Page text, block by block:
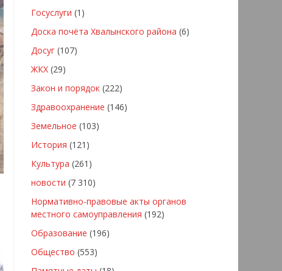
Госуслуги (1)
Доска почёта Хвалынского района (6)
Досуг (107)
ЖКХ (29)
Закон и порядок (222)
Здравоохранение (146)
Земельное (103)
История (121)
Культура (261)
новости (7 310)
Нормативно-правовые акты органов
местного самоуправления (192)
Образование (196)
Общество (553)